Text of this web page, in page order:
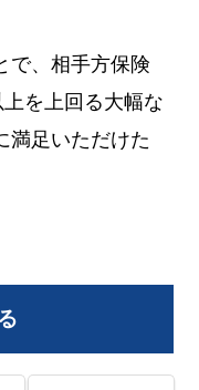
で、相手方保険
を上回る大幅な
満足いただけた